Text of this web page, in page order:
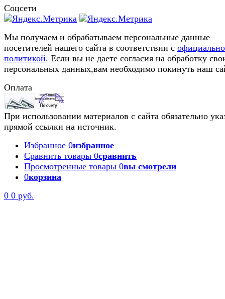
Соцсети
Мы получаем и обрабатываем персональные данные
посетителей нашего сайта в соответствии с
политикой. Если вы не даете согласия на обработку
персональных данных,вам необходимо покинуть наш
Оплата
При использовании материалов с сайта обязательно
прямой ссылки на источник.
Избранное 0избранное
Сравнить товары 0сравнить
Просмотренные товары 0вы смотрели
0корзина
0 0 руб.